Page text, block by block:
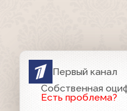
Первый канал
Собственная
Есть проблема?